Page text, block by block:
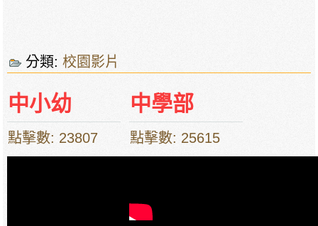
分類:校園影片
中小幼
點擊數: 23807
中學部
點擊數: 25615